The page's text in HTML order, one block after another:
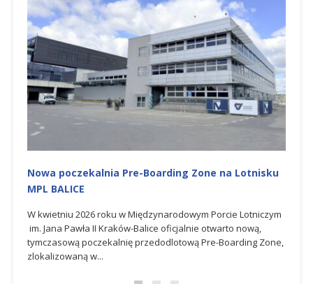
Nowa poczekalnia Pre-Boarding Zone na Lotnisku
MPL BALICE
W kwietniu 2026 roku w Międzynarodowym Porcie Lotniczym
im. Jana Pawła II Kraków-Balice oficjalnie otwarto nową,
tymczasową poczekalnię przedodlotową Pre-Boarding Zone,
zlokalizowaną w...